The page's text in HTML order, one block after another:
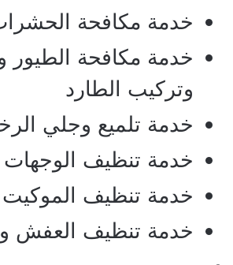
خدمة مكافحة
خدمة مكافحة الطيور
وتركيب الطارد
خدمة تلميع وجلي
خدمة تنظيف الوجهات
خدمة تنظيف الموكيت
خدمة تنظيف العفش